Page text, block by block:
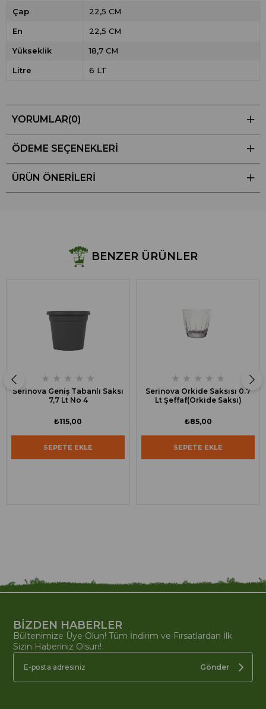
Çap 22,5 CM
En 22,5 CM
Yükseklik 18,7 CM
Litre 6 LT
YORUMLAR(0)
ÖDEME SEÇENEKLERI
ÜRÜN ÖNERILERI
BENZER ÜRÜNLER
★ ★ ★ ★ ★
Serinova Geniş Tabanlı Saksı
7,7 Lt No 4
₺115,00
SEPETE EKLE
★ ★ ★ ★ ★
Serinova Orkide Saksısı 0.7
Lt Şeffaf(Orkide Saksı)
₺85,00
SEPETE EKLE
BİZDEN HABERLER
Bültenimize Üye Olun! Tüm İndirim ve Fırsatlardan İlk
Sizin Haberiniz Olsun!
Gönder